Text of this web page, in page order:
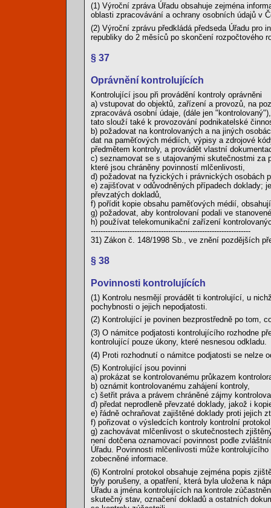
(1) Výroční zpráva Úřadu obsahuje zejména
oblasti zpracovávání a ochrany osobních údajů v
(2) Výroční zprávu předkládá předseda Úřadu pro
republiky do 2 měsíců po skončení rozpočtového
§ 37
Oprávnění kontrolujících
Kontrolující jsou při provádění kontroly oprávněni
a) vstupovat do objektů, zařízení a provozů, na
zpracovává osobní údaje, (dále jen
tato slouží také k provozování podnikatelské
b) požadovat na kontrolovaných a na jiných
dat na paměťových médiích, výpisy a zdrojové
předmětem kontroly, a provádět vlastní
c) seznamovat se s utajovanými skutečnostmi
které jsou chráněny povinností mlčenlivosti,
d) požadovat na fyzických i právnických
e) zajišťovat v odůvodněných případech doklady;
převzatých dokladů,
f) pořídit kopie obsahu paměťových médií,
g) požadovat, aby kontrolovaní podali ve
h) používat telekomunikační zařízení
------------------------------------------------------------------
31) Zákon č. 148/1998 Sb., ve znění pozdějších
§ 38
Povinnosti kontrolujících
(1) Kontrolu nesmějí provádět ti kontrolující, u
pochybnosti o jejich nepodjatosti.
(2) Kontrolující je povinen bezprostředně po tom,
(3) O námitce podjatosti kontrolujícího rozhodne
kontrolující pouze úkony, které nesnesou odkladu.
(4) Proti rozhodnutí o námitce podjatosti se nelze
(5) Kontrolující jsou povinni
a) prokázat se kontrolovanému průkazem
b) oznámit kontrolovanému zahájení kontroly,
c) šetřit práva a právem chráněné zájmy
d) předat neprodleně převzaté doklady, jakož i
e) řádně ochraňovat zajištěné doklady proti jejich
f) pořizovat o výsledcích kontroly kontrolní
g) zachovávat mlčenlivost o skutečnostech
není dotčena oznamovací povinnost podle
Úřadu. Povinnosti mlčenlivosti může
zobecněné informace.
(6) Kontrolní protokol obsahuje zejména popis
byly porušeny, a opatření, která byla uložena k
Úřadu a jména kontrolujících na kontrole
skutečný stav, označení dokladů a ostatních